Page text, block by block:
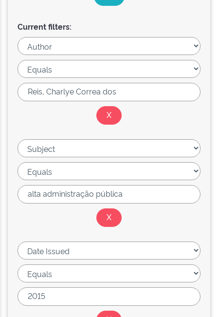
Current filters: